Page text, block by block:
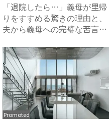
「退院したら…」義母が里帰
りをすすめる驚きの理由と、
夫から義母への完璧な苦言
Promoted